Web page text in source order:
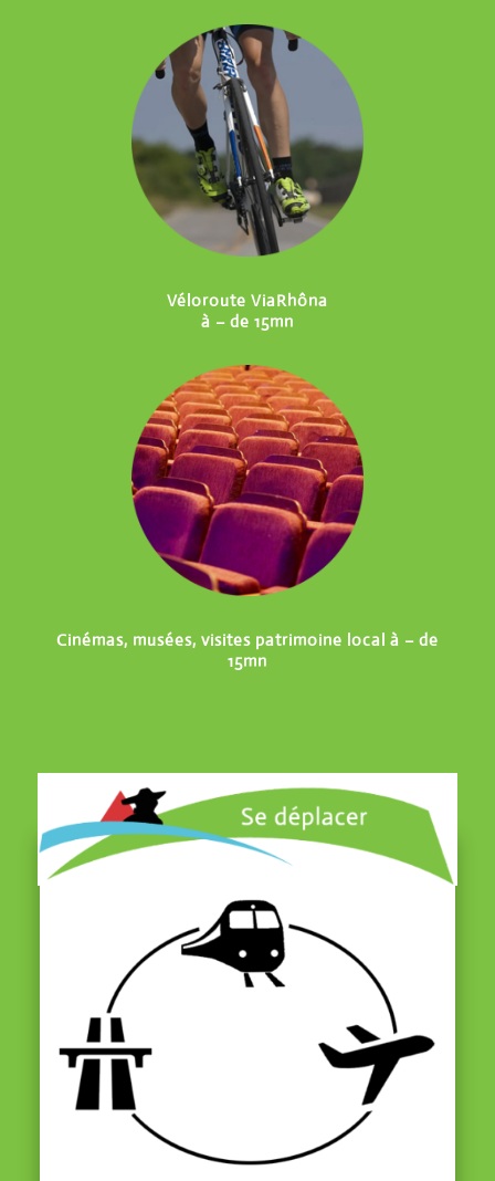
Véloroute ViaRhôna
à – de 15mn
Cinémas, musées, visites patrimoine local à – de
15mn